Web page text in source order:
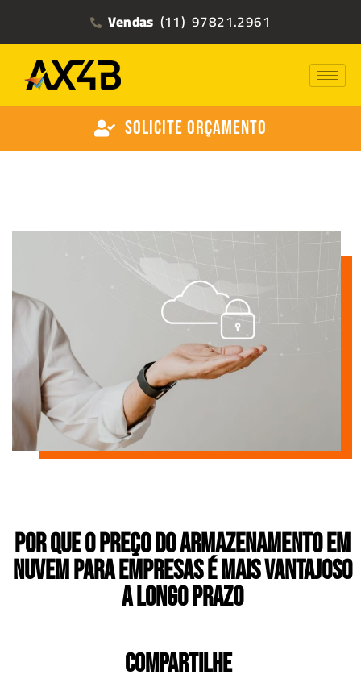
Vendas (11) 97821.2961
Solicite Orçamento
Por que o Preço do Armazenamento em
Nuvem para Empresas é mais vantajoso
a longo prazo
COMPARTILHE